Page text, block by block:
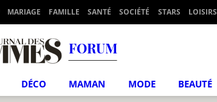
MARIAGE FAMILLE SANTÉ SOCIÉTÉ STARS LOISIRS
FORUM
DÉCO MAMAN MODE BEAUTÉ